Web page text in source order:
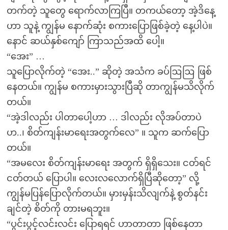
တက်တဲ့ သူတွေ ရောက်လာကြပြီ။ တကယ်တော့ အဲ့ဒိနေ့
ဟာ သူနဲ့ ကျွန်မ နောက်ဆုံး စကားပြောဖြစ်ခဲ့တဲ့ နေ့ပါပဲ။
နောင် ဆယ်နှစ်ကျော် ကြာသည်အထိ ပေါ့။
“အေး” …
သူပြောလိုက်တဲ့ “အေး..” ဆိုတဲ့ အသံက ခပ်ဩဩ ဖြစ်
နေတယ်။ ကျွန်မ စကားမှားသွားပြီဆို တာကျွန်မသိလိုက်
တယ်။
“အဲ့ဒါလည်း ပါတာပေါ့ဟာ … ဒါလည်း လိုအပ်တာပဲ
ဟ..၊ စိတ်ကျန်းမာရေးအတွက်လေ” ။ သူက ဆက်ပြော
တယ်။
“အမလေး စိတ်ကျန်းမာရေး အတွက် ရှိရှိသေး။ ငတ်ရင်
ငတ်တယ် ပြောပါ။ လေးလလောက်ရှိပြီဆိုတော့” လို့
ကျွန်မပြန်ပြောလိုက်တယ်။ မှားမှန်းသိလျက်နဲ့ စွတ်နင်း
ချင်တဲ့ စိတ်ကို တားမရဘူး။
“ပွင်းပွင့်လင်းလင်း ပြောရရင် ဟာတာတာ ဖြစ်နေတာ